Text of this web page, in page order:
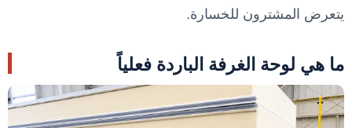
يتعرض المشترون للخسارة.
ما هي لوحة الغرفة الباردة فعلياً